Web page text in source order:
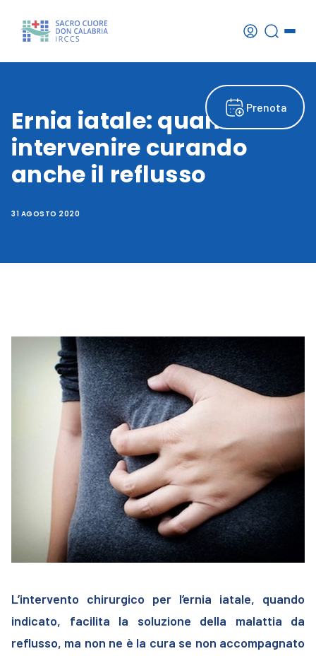
Prenota
Ernia iatale: quando
intervenire curando
anche il reflusso
31 AGOSTO 2020
L’intervento chirurgico per l’ernia iatale, quando
indicato, facilita la soluzione della malattia da
reflusso, ma non ne è la cura se non accompagnato